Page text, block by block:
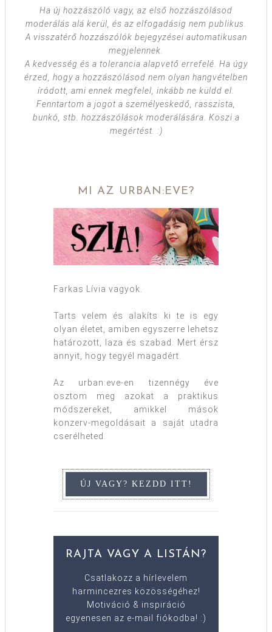
Ha új hozzászóló vagy, az első hozzászólásod
moderálás alá kerül, és az elfogadásig nem publikus.
A visszatérő hozzászólók bejegyzései automatikusan
megjelennek.
A kedvesség és a tolerancia alapvető errefelé. Ha úgy
érzed, hogy a hozzászólásod nem olyan hangvételben
íródott, ami ennek megfelel, inkább ne küldd el.
Fenntartom a jogot a személyeskedő, rasszista,
bunkó, stb. hozzászólások moderálására. Köszi a
megértést. :)
MI AZ URBAN:EVE?
Farkas Lívia vagyok.
Tarts velem és alakíts ki te is egy
olyan életet, amiben egyszerre lehetsz
határozott, laza és szabad. Mert érsz
annyit, hogy tegyél magadért.
Az urban:eve-en tizennégy éve
osztom meg azokat a praktikus
módszereket, amikkel mások
konzerv-megoldásait a saját utadra
cserélheted.
RAJTA VAGY A LISTÁN?
Csatlakozz a hírlevelem
harmincezres közösségéhez!
Motiváció & inspiráció
egyenesen az e-mail fiókodba! :)